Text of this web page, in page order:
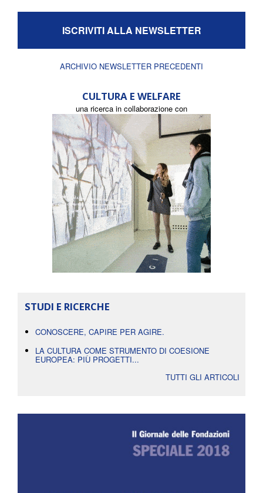
ISCRIVITI ALLA NEWSLETTER
ARCHIVIO NEWSLETTER PRECEDENTI
CULTURA E WELFARE
una ricerca in collaborazione con
STUDI E RICERCHE
CONOSCERE, CAPIRE PER AGIRE.
LA CULTURA COME STRUMENTO DI COESIONE
EUROPEA: PIÙ PROGETTI...
TUTTI GLI ARTICOLI